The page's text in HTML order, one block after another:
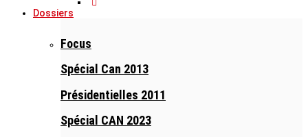
Dossiers
Focus
Spécial Can 2013
Présidentielles 2011
Spécial CAN 2023